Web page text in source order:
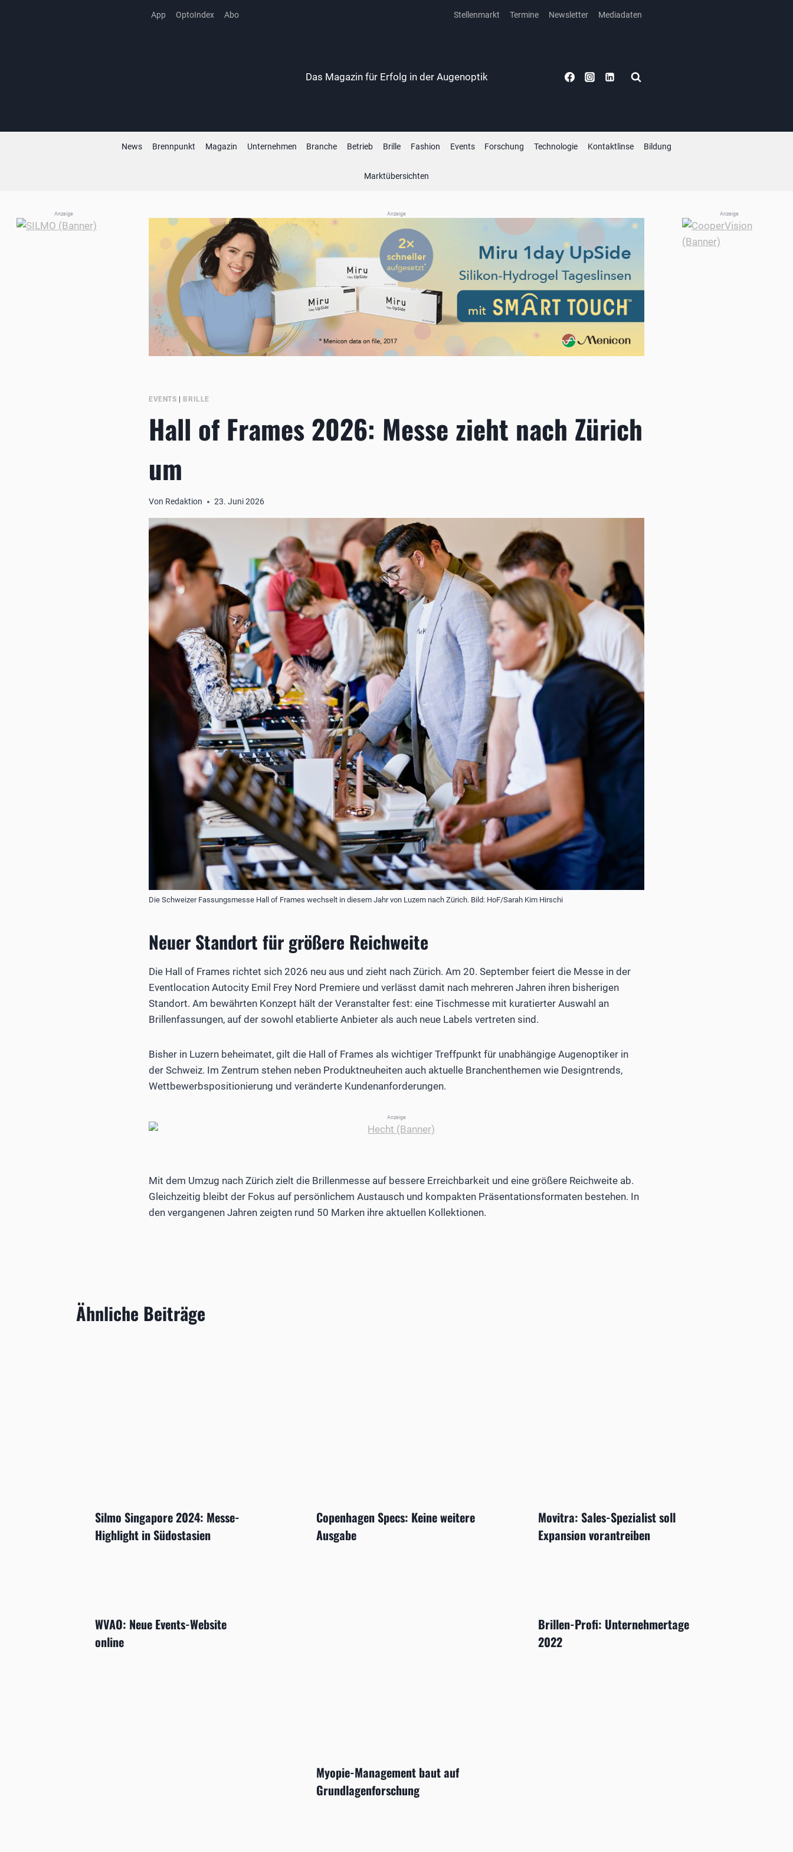
App OptoIndex Abo Stellenmarkt Termine Newsletter Mediadaten
Das Magazin für Erfolg in der Augenoptik
News Brennpunkt Magazin Unternehmen Branche Betrieb Brille Fashion Events Forschung Technologie Kontaktlinse Bildung
Marktübersichten
Anzeige
Anzeige Anzeige
EVENTS | BRILLE
Hall of Frames 2026: Messe zieht nach Zürich
um
Von Redaktion 23. Juni 2026
Die Schweizer Fassungsmesse Hall of Frames wechselt in diesem Jahr von Luzern nach Zürich. Bild: HoF/Sarah Kim Hirschi
Neuer Standort für größere Reichweite
Die Hall of Frames richtet sich 2026 neu aus und zieht nach Zürich. Am 20. September feiert die Messe in der
Eventlocation Autocity Emil Frey Nord Premiere und verlässt damit nach mehreren Jahren ihren bisherigen
Standort. Am bewährten Konzept hält der Veranstalter fest: eine Tischmesse mit kuratierter Auswahl an
Brillenfassungen, auf der sowohl etablierte Anbieter als auch neue Labels vertreten sind.
Bisher in Luzern beheimatet, gilt die Hall of Frames als wichtiger Treffpunkt für unabhängige Augenoptiker in
der Schweiz. Im Zentrum stehen neben Produktneuheiten auch aktuelle Branchenthemen wie Designtrends,
Wettbewerbspositionierung und veränderte Kundenanforderungen.
Anzeige
Mit dem Umzug nach Zürich zielt die Brillenmesse auf bessere Erreichbarkeit und eine größere Reichweite ab.
Gleichzeitig bleibt der Fokus auf persönlichem Austausch und kompakten Präsentationsformaten bestehen. In
den vergangenen Jahren zeigten rund 50 Marken ihre aktuellen Kollektionen.
Ähnliche Beiträge
Silmo Singapore 2024: Messe-
Highlight in Südostasien
Copenhagen Specs: Keine weitere
Ausgabe
Movitra: Sales-Spezialist soll
Expansion vorantreiben
WVAO: Neue Events-Website
online
Myopie-Management baut auf
Grundlagenforschung
Brillen-Profi: Unternehmertage
2022